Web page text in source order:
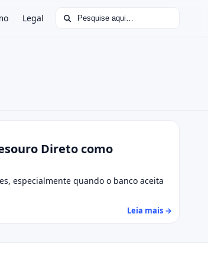
Legal Buscar por:
Direto como
especialmente quando o banco aceita
Leia mais →